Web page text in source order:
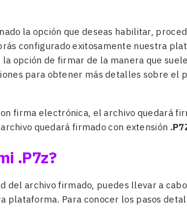
la opción que deseas habilitar,
configurado exitosamente nuestra
opción de firmar de la manera que
para obtener más detalles sobre el
firma electrónica, el archivo quedará
quedará firmado con extensión
.P7z?
del archivo firmado, puedes llevar a
plataforma. Para conocer los pasos